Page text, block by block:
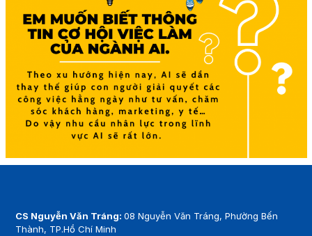
CS Nguyễn Văn Tráng:08 Nguyễn Văn Tráng, Phường Bến
Thành, TP.Hồ Chí Minh